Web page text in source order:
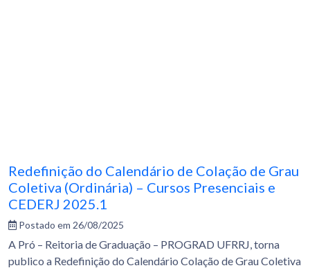
Redefinição do Calendário de Colação de Grau
Coletiva (Ordinária) – Cursos Presenciais e
CEDERJ 2025.1
Postado em 26/08/2025
A Pró – Reitoria de Graduação – PROGRAD UFRRJ, torna
publico a Redefinição do Calendário Colação de Grau Coletiva